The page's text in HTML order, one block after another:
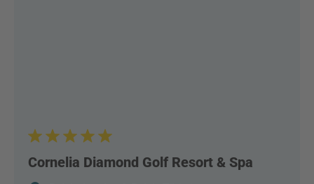
Cornelia Diamond Golf Resort & Spa